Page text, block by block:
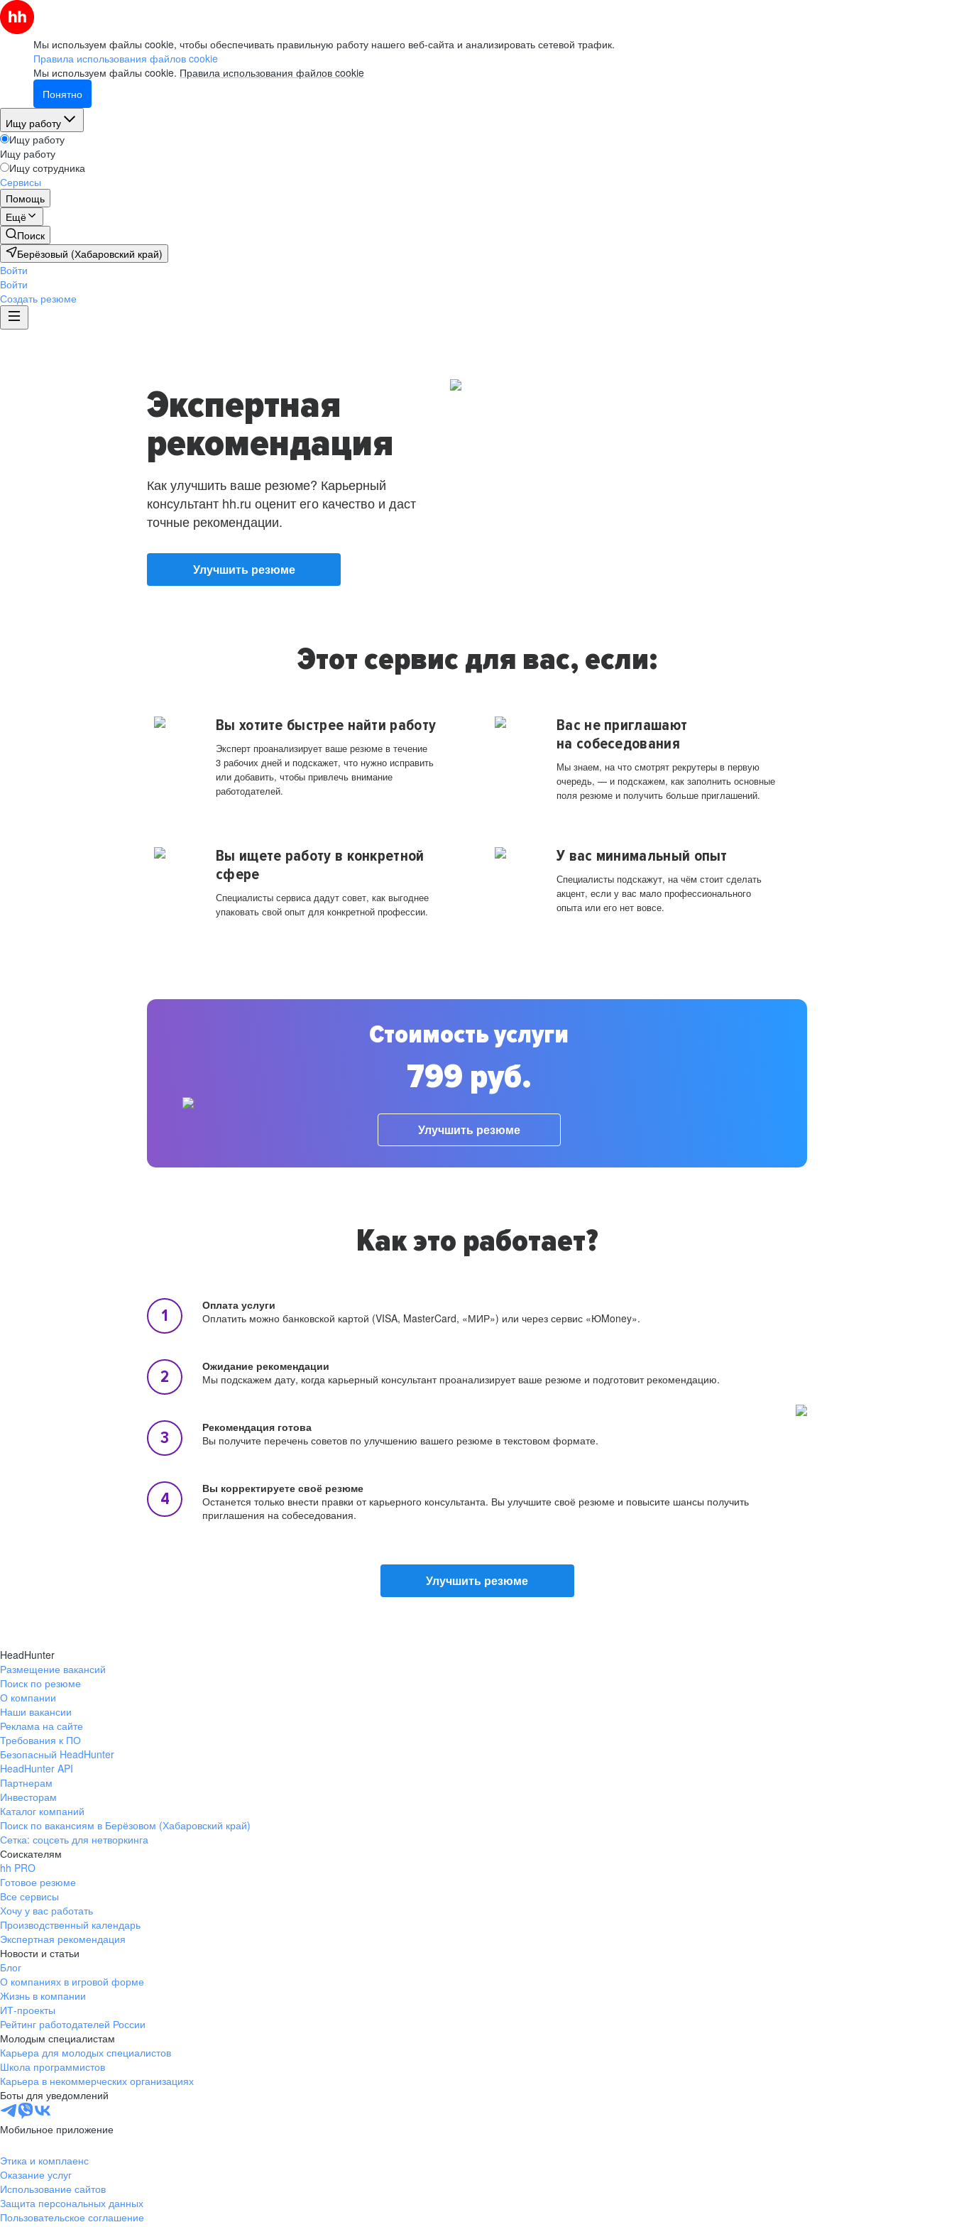
Мы используем файлы cookie, чтобы обеспечивать правильную работу нашего веб-сайта и анализировать сетевой трафик.
Правила использования файлов cookie
Мы используем файлы cookie. Правила использования файлов cookie
Понятно
Ищу работу
Ищу работу
Ищу работу
Ищу сотрудника
Сервисы
Помощь
Ещё
Поиск
Берёзовый (Хабаровский край)
Войти
Войти
Создать резюме
Экспертная
рекомендация
Как улучшить ваше резюме? Карьерный
консультант hh.ru оценит его качество и даст
точные рекомендации.
Улучшить резюме
Этот сервис для вас, если:
Вы хотите быстрее найти работу
Эксперт проанализирует ваше резюме в течение
3 рабочих дней и подскажет, что нужно исправить
или добавить, чтобы привлечь внимание
работодателей.
Вас не приглашают
на собеседования
Мы знаем, на что смотрят рекрутеры в первую
очередь, — и подскажем, как заполнить основные
поля резюме и получить больше приглашений.
Вы ищете работу в конкретной
сфере
Специалисты сервиса дадут совет, как выгоднее
упаковать свой опыт для конкретной профессии.
У вас минимальный опыт
Специалисты подскажут, на чём стоит сделать
акцент, если у вас мало профессионального
опыта или его нет вовсе.
Стоимость услуги
799 руб.
Улучшить резюме
Как это работает?
Оплата услуги
Оплатить можно банковской картой (VISA, MasterCard, «МИР») или через сервис «ЮMoney».
Ожидание рекомендации
Мы подскажем дату, когда карьерный консультант проанализирует ваше резюме и подготовит рекомендацию.
Рекомендация готова
Вы получите перечень советов по улучшению вашего резюме в текстовом формате.
Вы корректируете своё резюме
Останется только внести правки от карьерного консультанта. Вы улучшите своё резюме и повысите шансы получить
приглашения на собеседования.
Улучшить резюме
HeadHunter
Размещение вакансий
Поиск по резюме
О компании
Наши вакансии
Реклама на сайте
Требования к ПО
Безопасный HeadHunter
HeadHunter API
Партнерам
Инвесторам
Каталог компаний
Поиск по вакансиям в Берёзовом (Хабаровский край)
Сетка: соцсеть для нетворкинга
Соискателям
hh PRO
Готовое резюме
Все сервисы
Хочу у вас работать
Производственный календарь
Экспертная рекомендация
Новости и статьи
Блог
О компаниях в игровой форме
Жизнь в компании
ИТ-проекты
Рейтинг работодателей России
Молодым специалистам
Карьера для молодых специалистов
Школа программистов
Карьера в некоммерческих организациях
Боты для уведомлений
Мобильное приложение
Этика и комплаенс
Оказание услуг
Использование сайтов
Защита персональных данных
Пользовательское соглашение